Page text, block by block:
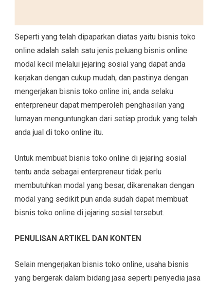
Seperti yang telah dipaparkan diatas yaitu bisnis toko
online adalah salah satu jenis peluang bisnis online
modal kecil melalui jejaring sosial yang dapat anda
kerjakan dengan cukup mudah, dan pastinya dengan
mengerjakan bisnis toko online ini, anda selaku
enterpreneur dapat memperoleh penghasilan yang
lumayan menguntungkan dari setiap produk yang telah
anda jual di toko online itu.
Untuk membuat bisnis toko online di jejaring sosial
tentu anda sebagai enterpreneur tidak perlu
membutuhkan modal yang besar, dikarenakan dengan
modal yang sedikit pun anda sudah dapat membuat
bisnis toko online di jejaring sosial tersebut.
PENULISAN ARTIKEL DAN KONTEN
Selain mengerjakan bisnis toko online, usaha bisnis
yang bergerak dalam bidang jasa seperti penyedia jasa